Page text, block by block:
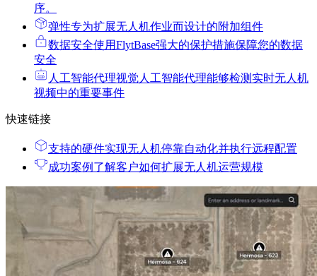
序。
弹性专为扩展无人机作业而设计的附加组件
数据安全使用FlytBase强大的保护措施保障您的数据
安全
人工智能代理视觉人工智能代理能够检测实时无人机
视频中的重要事件
快速链接
支持的硬件实现无人机停靠自动化并执行远程配置
成功案例 了解客户如何扩展无人机运营规模